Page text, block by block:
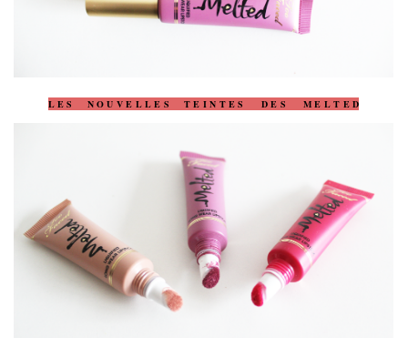
L E S N O U V E L L E S T E I N T E S D E S M E L T E D